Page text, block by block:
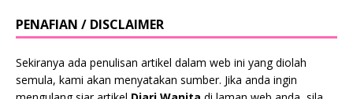
PENAFIAN / DISCLAIMER
Sekiranya ada penulisan artikel dalam web ini yang diolah
semula, kami akan menyatakan sumber. Jika anda ingin